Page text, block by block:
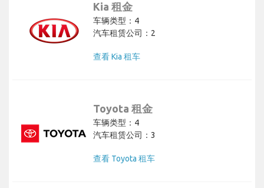
Kia 租金
车辆类型：4
汽车租赁公司：2
查看 Kia 租车
Toyota 租金
车辆类型：4
汽车租赁公司：3
查看 Toyota 租车